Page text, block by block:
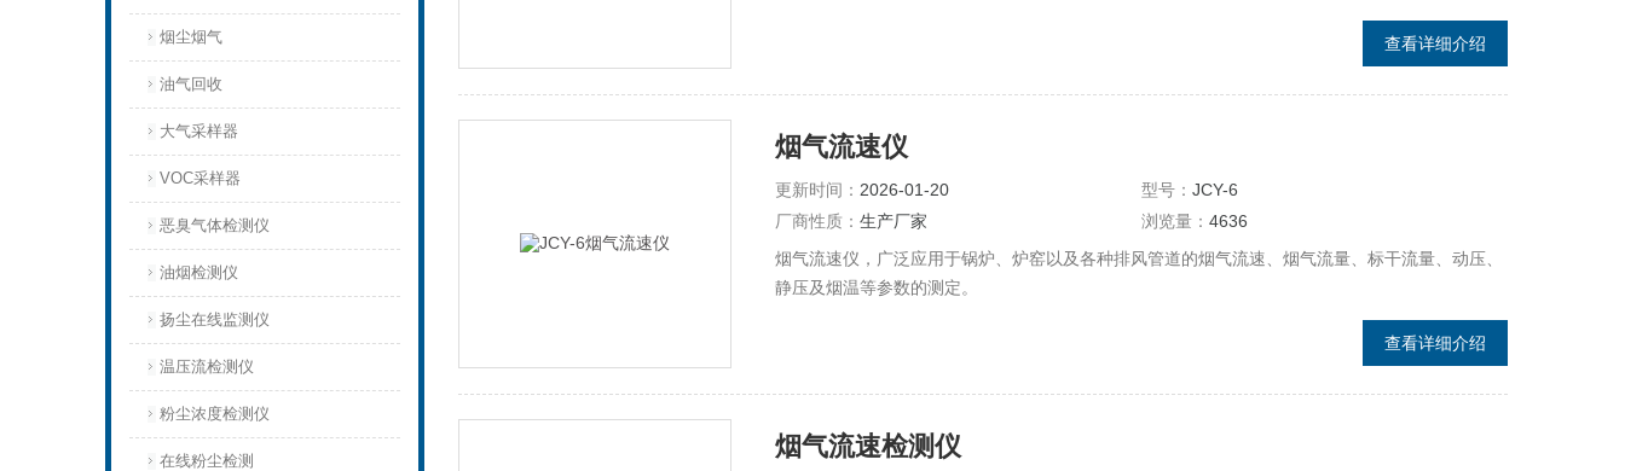
烟尘烟气
油气回收
大气采样器
VOC采样器
恶臭气体检测仪
油烟检测仪
扬尘在线监测仪
温压流检测仪
粉尘浓度检测仪
在线粉尘检测
查看详细介绍
烟气流速仪
更新时间： 2026-01-20 型号： JCY-6
厂商性质： 生产厂家 浏览量： 4636
烟气流速仪，广泛应用于锅炉、炉窑以及各种排风管道的烟气流速、烟气流量、标干流量、动压、
静压及烟温等参数的测定。
查看详细介绍
烟气流速检测仪